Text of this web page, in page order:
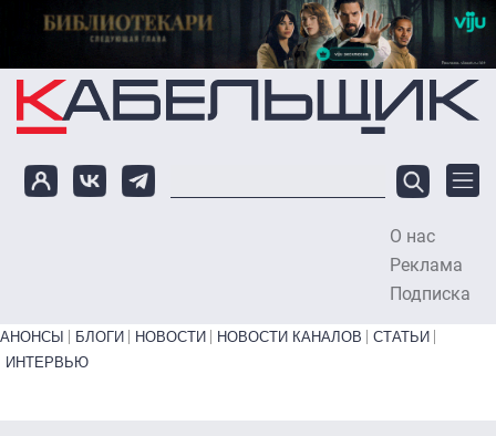
Перейти к основному содержанию
О нас
Реклама
Подписка
Primary links bottom
АНОНСЫ БЛОГИ НОВОСТИ НОВОСТИ КАНАЛОВ
СТАТЬИ
ИНТЕРВЬЮ